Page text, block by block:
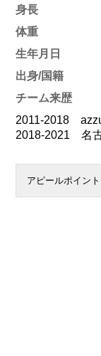
身長
体重
生年月日
出身/国籍
チーム来歴
2011-2018
2018-2021 名
アピールポイント